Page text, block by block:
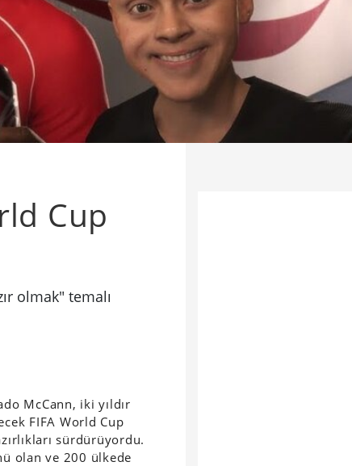
Cup
olmak" temalı
McCann, iki yıldır
FIFA World Cup
sürdürüyordu.
olan ve 200 ülkede